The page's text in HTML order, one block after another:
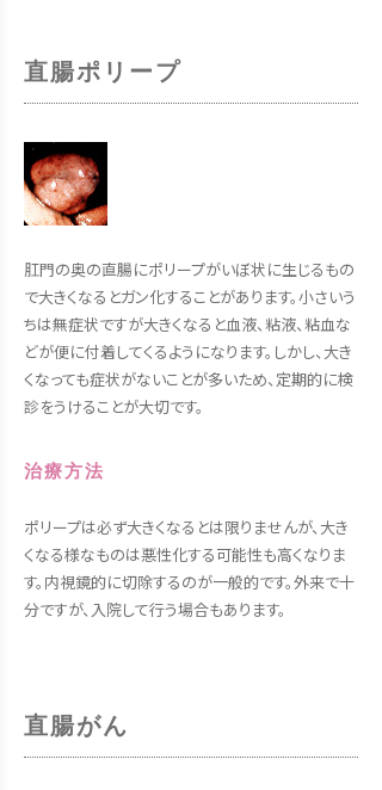
直腸ポリープ
肛門の奥の直腸にポリープがいぼ状に生じるもの
で大きくなるとガン化することがあります。小さいう
ちは無症状ですが大きくなると血液、粘液、粘血な
どが便に付着してくるようになります。しかし、大き
くなっても症状がないことが多いため、定期的に検
診をうけることが大切です。
治療方法
ポリープは必ず大きくなるとは限りませんが、大き
くなる様なものは悪性化する可能性も高くなりま
す。内視鏡的に切除するのが一般的です。外来で十
分ですが、入院して行う場合もあります。
直腸がん